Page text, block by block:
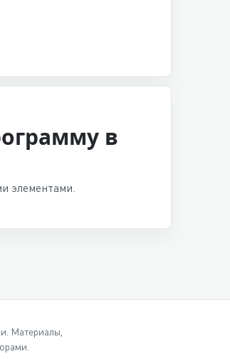
в
элементами.
Материалы,